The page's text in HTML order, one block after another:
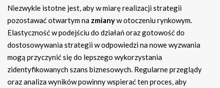
Niezwykle istotne jest, aby w miarę realizacji strategii
pozostawać otwartym na zmianyw otoczeniu rynkowym.
Elastyczność w podejściu do działań oraz gotowość do
dostosowywania strategii w odpowiedzi na nowe wyzwania
mogą przyczynić się do lepszego wykorzystania
zidentyfikowanych szans biznesowych. Regularne przeglądy
oraz analiza wyników powinny wspierać ten proces, aby